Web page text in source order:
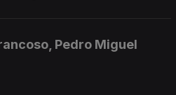
Pedro Miguel